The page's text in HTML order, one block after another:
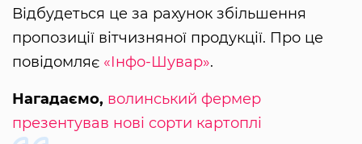
Відбудеться це за рахунок збільшення
пропозиції вітчизняної продукції. Про це
повідомляє «Інфо-Шувар».
Нагадаємо, волинський фермер
презентував нові сорти картоплі